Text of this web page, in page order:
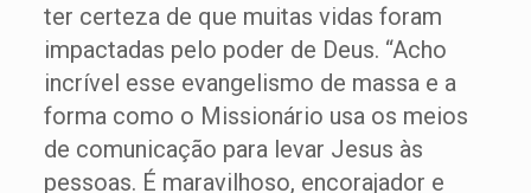
ter certeza de que muitas vidas foram
impactadas pelo poder de Deus. “Acho
incrível esse evangelismo de massa e a
forma como o Missionário usa os meios
de comunicação para levar Jesus às
pessoas. É maravilhoso, encorajador e